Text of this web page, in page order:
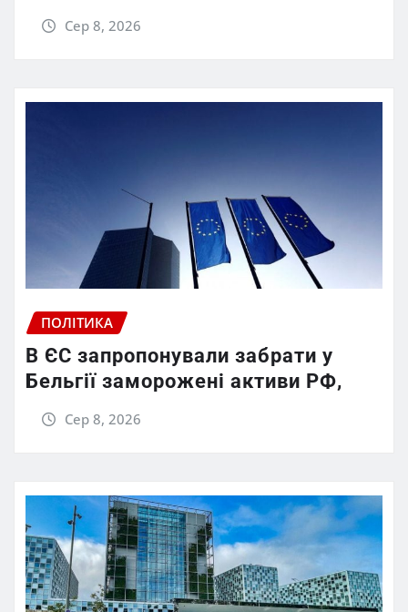
Сер 8, 2026
ПОЛІТИКА
В ЄС запропонували забрати у
Бельгії заморожені активи РФ,
Сер 8, 2026